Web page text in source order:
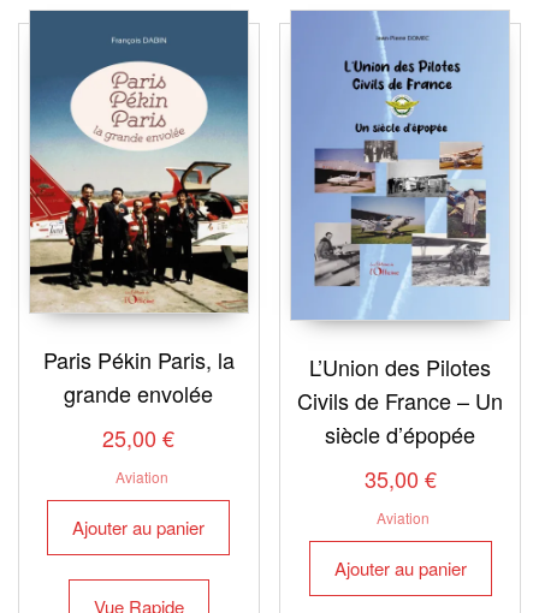
Paris Pékin Paris, la
grande envolée
25,00€
Aviation
Ajouter au panier
Vue Rapide
L’Union des Pilotes
Civils de France – Un
siècle d’épopée
35,00 €
Aviation
Ajouter au panier